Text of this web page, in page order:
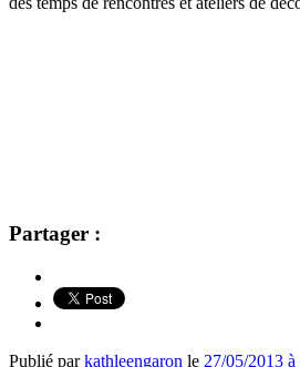
Partager :
Publié parkathleengaron le 27/05/2013